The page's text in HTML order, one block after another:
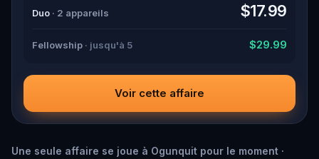
Duo · 2 appareils $17.99
Fellowship · jusqu'à 5 $29.99
Voir cette affaire
Une seule affaire se joue à Ogunquit pour le moment ·